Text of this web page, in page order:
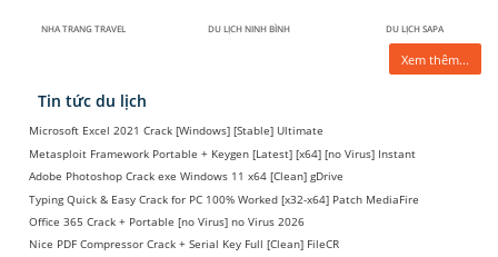
NHA TRANG TRAVEL DU LỊCH NINH BÌNH DU LỊCH SAPA
Xem thêm...
Tin tức du lịch
Microsoft Excel 2021 Crack [Windows] [Stable] Ultimate
Metasploit Framework Portable + Keygen [Latest] [x64] [no Virus] Instant
Adobe Photoshop Crack exe Windows 11 x64 [Clean] gDrive
Typing Quick & Easy Crack for PC 100% Worked [x32-x64] Patch MediaFire
Office 365 Crack + Portable [no Virus] no Virus 2026
Nice PDF Compressor Crack + Serial Key Full [Clean] FileCR